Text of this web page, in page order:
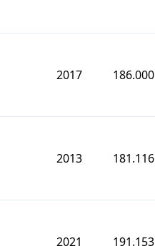
2017 186.000
2013 181.116
2021 191.153